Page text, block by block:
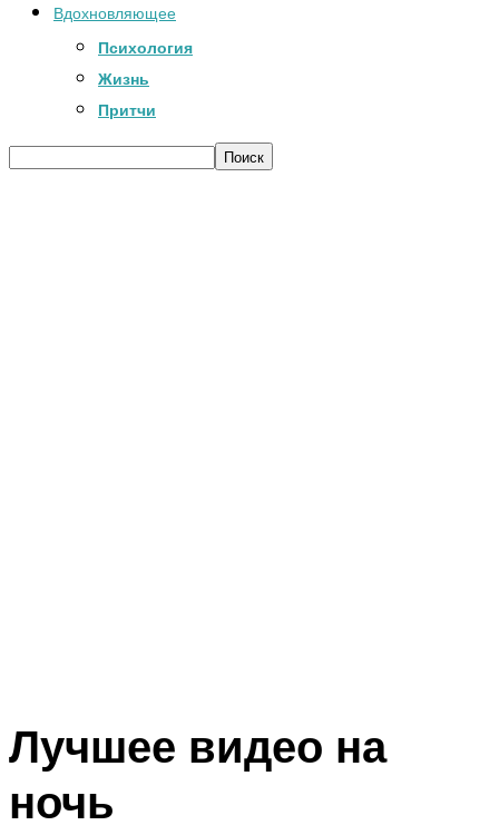
Вдохновляющее
Психология
Жизнь
Притчи
Лучшее видео на
ночь